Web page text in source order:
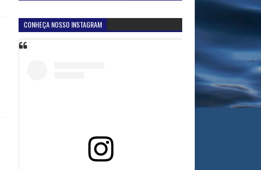
CONHEÇA NOSSO INSTAGRAM